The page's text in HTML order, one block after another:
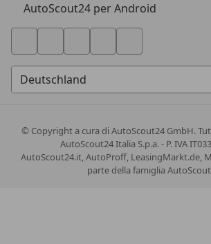
AutoScout24 per Android
© Copyrighta cura di AutoScout24 GmbH.
AutoScout24 Italia S.p.a. - P. IVA
AutoScout24.it, AutoProff, LeasingMarkt.de,
parte della famiglia